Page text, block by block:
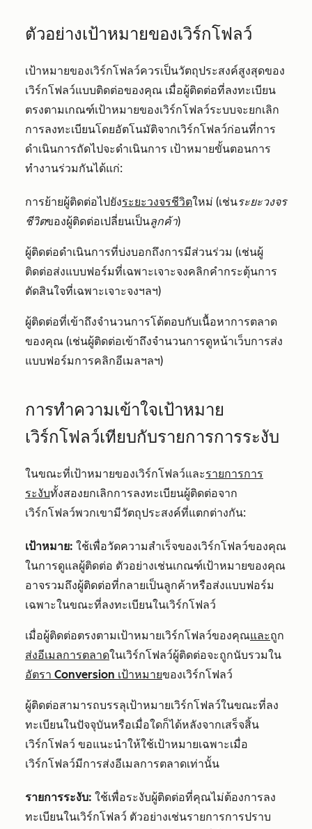
ตัวอย่างเป้าหมายของเวิร์กโฟลว์
เป้าหมายของเวิร์กโฟลว์ควรเป็นวัตถุประสงค์สูงสุดของ
เวิร์กโฟลว์แบบติดต่อของคุณ เมื่อผู้ติดต่อที่ลงทะเบียน
ตรงตามเกณฑ์เป้าหมายของเวิร์กโฟลว์ระบบจะยกเลิก
การลงทะเบียนโดยอัตโนมัติจากเวิร์กโฟลว์ก่อนที่การ
ดำเนินการถัดไปจะดำเนินการ เป้าหมายขั้นตอนการ
ทำงานร่วมกันได้แก่:
การย้ายผู้ติดต่อไปยังระยะวงจรชีวิตใหม่ (เช่นระยะวงจร
ชีวิตของผู้ติดต่อเปลี่ยนเป็นลูกค้า)
ผู้ติดต่อดำเนินการที่บ่งบอกถึงการมีส่วนร่วม (เช่นผู้
ติดต่อส่งแบบฟอร์มที่เฉพาะเจาะจงคลิกคำกระตุ้นการ
ตัดสินใจที่เฉพาะเจาะจงฯลฯ)
ผู้ติดต่อที่เข้าถึงจำนวนการโต้ตอบกับเนื้อหาการตลาด
ของคุณ (เช่นผู้ติดต่อเข้าถึงจำนวนการดูหน้าเว็บการส่ง
แบบฟอร์มการคลิกอีเมลฯลฯ)
การทำความเข้าใจเป้าหมาย
เวิร์กโฟลว์เทียบกับรายการการระงับ
ในขณะที่เป้าหมายของเวิร์กโฟลว์และรายการการ
ระงับทั้งสองยกเลิกการลงทะเบียนผู้ติดต่อจาก
เวิร์กโฟลว์พวกเขามีวัตถุประสงค์ที่แตกต่างกัน:
เป้าหมาย: ใช้เพื่อวัดความสำเร็จของเวิร์กโฟลว์ของคุณ
ในการดูแลผู้ติดต่อ ตัวอย่างเช่นเกณฑ์เป้าหมายของคุณ
อาจรวมถึงผู้ติดต่อที่กลายเป็นลูกค้าหรือส่งแบบฟอร์ม
เฉพาะในขณะที่ลงทะเบียนในเวิร์กโฟลว์
เมื่อผู้ติดต่อตรงตามเป้าหมายเวิร์กโฟลว์ของคุณและถูก
ส่งอีเมลการตลาดในเวิร์กโฟลว์ผู้ติดต่อจะถูกนับรวมใน
อัตรา Conversion เป้าหมายของเวิร์กโฟลว์
ผู้ติดต่อสามารถบรรลุเป้าหมายเวิร์กโฟลว์ในขณะที่ลง
ทะเบียนในปัจจุบันหรือเมื่อใดก็ได้หลังจากเสร็จสิ้น
เวิร์กโฟลว์ ขอแนะนำให้ใช้เป้าหมายเฉพาะเมื่อ
เวิร์กโฟลว์มีการส่งอีเมลการตลาดเท่านั้น
รายการระงับ: ใช้เพื่อระงับผู้ติดต่อที่คุณไม่ต้องการลง
ทะเบียนในเวิร์กโฟลว์ ตัวอย่างเช่นรายการการปราบ